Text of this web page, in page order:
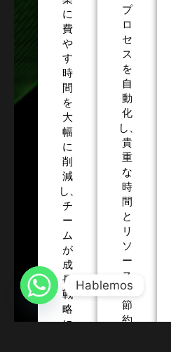
に
費
や
す
時
間
を
大
幅
に
削
減
し、
チ
ー
ム
が
成
長
戦
略
に
プ
ロ
セ
ス
を
自
動
化
し、
貴
重
な
時
間
と
リ
ソ
ー
ス
を
節
約
Hablemos